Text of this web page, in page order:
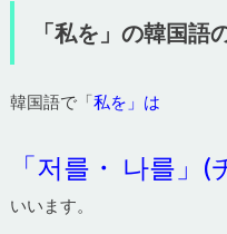
「私を」の韓国語
韓国語で「私を」は
「저를・ 나를」(
いいます。